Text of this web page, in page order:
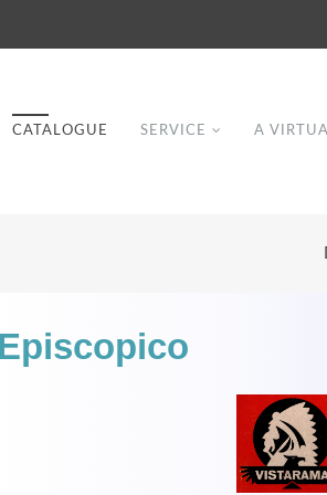
CATALOGUE SERVICE A
Lorem ipsum dolor sit amet,
adipiscing elit. Aenean commodo
dolor.